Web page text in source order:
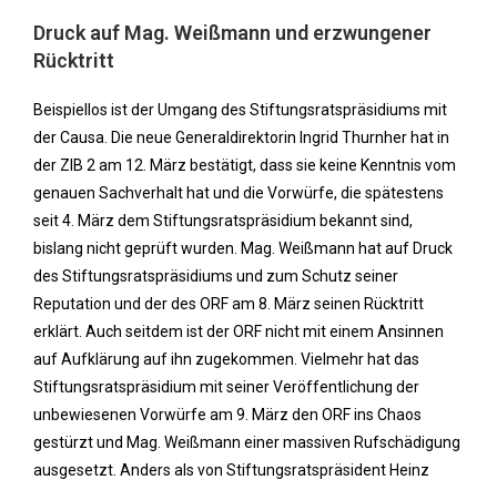
Druck auf Mag. Weißmann und erzwungener
Rücktritt
Beispiellos ist der Umgang des Stiftungsratspräsidiums mit
der Causa. Die neue Generaldirektorin Ingrid Thurnher hat in
der ZIB 2 am 12. März bestätigt, dass sie keine Kenntnis vom
genauen Sachverhalt hat und die Vorwürfe, die spätestens
seit 4. März dem Stiftungsratspräsidium bekannt sind,
bislang nicht geprüft wurden. Mag. Weißmann hat auf Druck
des Stiftungsratspräsidiums und zum Schutz seiner
Reputation und der des ORF am 8. März seinen Rücktritt
erklärt. Auch seitdem ist der ORF nicht mit einem Ansinnen
auf Aufklärung auf ihn zugekommen. Vielmehr hat das
Stiftungsratspräsidium mit seiner Veröffentlichung der
unbewiesenen Vorwürfe am 9. März den ORF ins Chaos
gestürzt und Mag. Weißmann einer massiven Rufschädigung
ausgesetzt. Anders als von Stiftungsratspräsident Heinz